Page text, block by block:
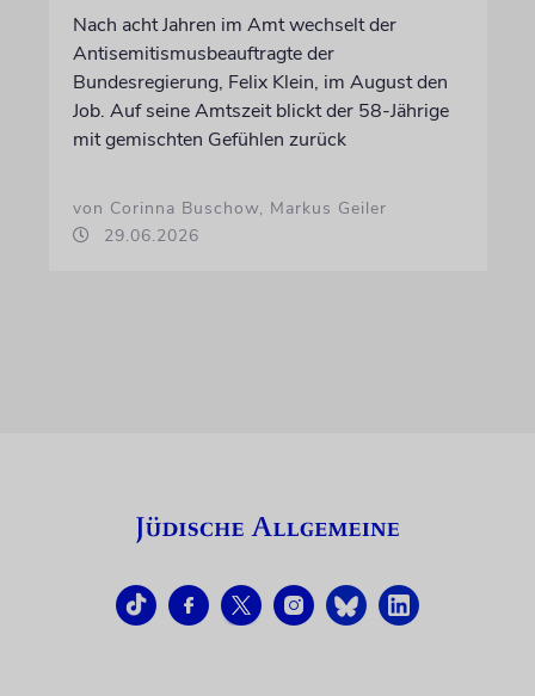
Nach acht Jahren im Amt wechselt der
Antisemitismusbeauftragte der
Bundesregierung, Felix Klein, im August den
Job. Auf seine Amtszeit blickt der 58-Jährige
mit gemischten Gefühlen zurück
von Corinna Buschow, Markus Geiler
29.06.2026